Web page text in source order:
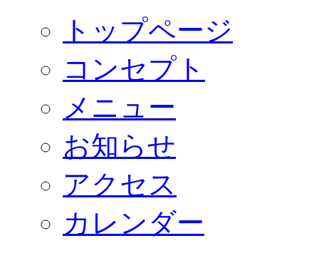
トップページ
コンセプト
メニュー
お知らせ
アクセス
カレンダー